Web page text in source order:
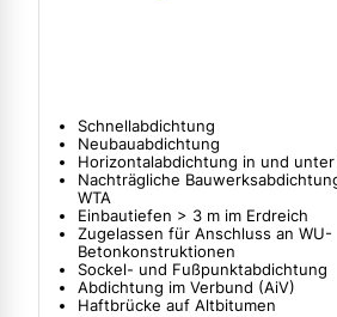
Schnellabdichtung
Neubauabdichtung
Horizontalabdichtung in und unter
Nachträgliche
WTA
Einbautiefen > 3 m im Erdreich
Zugelassen für Anschluss an WU-
Betonkonstruktionen
Sockel- und Fußpunktabdichtung
Abdichtung im Verbund (AiV)
Haftbrücke auf Altbitumen